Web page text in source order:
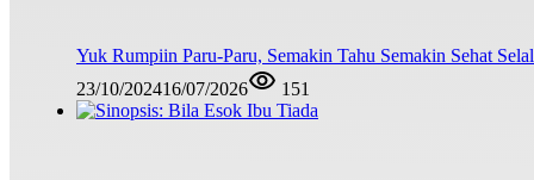
Yuk Rumpiin Paru-Paru, Semakin Tahu Semakin Sehat
23/10/202416/07/2026 151